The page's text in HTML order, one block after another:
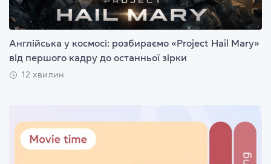
Англійська у космосі: розбираємо «Project Hail Mary»
від першого кадру до останньої зірки
12 хвилин